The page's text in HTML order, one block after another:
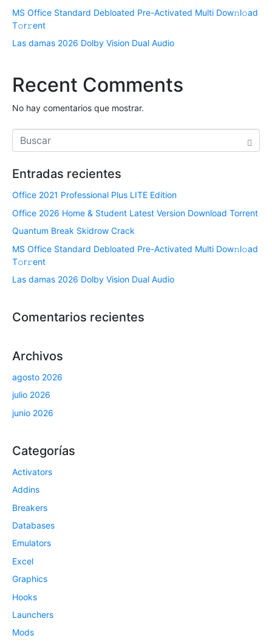
MS Office Standard Debloated Pre-Activated Multi Dоw𝚗l𝚘ad
T𝚘r𝚛ent
Las damas 2026 Dolby Vision Dual Audio
Recent Comments
No hay comentarios que mostrar.
Entradas recientes
Office 2021 Professional Plus LITE Edition
Office 2026 Home & Student Latest Version Dоwnlоad Torrent
Quantum Break Skidrow Crack
MS Office Standard Debloated Pre-Activated Multi Dоw𝚗l𝚘ad
T𝚘r𝚛ent
Las damas 2026 Dolby Vision Dual Audio
Comentarios recientes
Archivos
agosto 2026
julio 2026
junio 2026
Categorías
Activators
Addins
Breakers
Databases
Emulators
Excel
Graphics
Hooks
Launchers
Mods